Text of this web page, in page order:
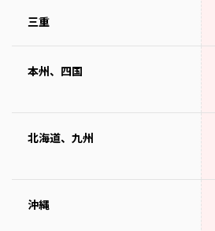
三重
本州、四国
北海道、九州
沖縄